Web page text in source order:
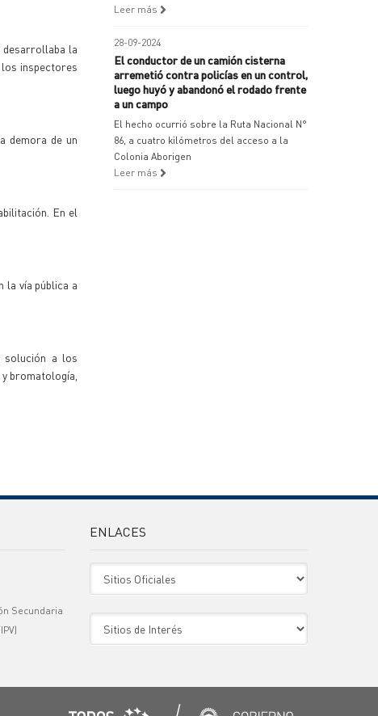
desarrollaba la
inspectores
demora de un
En el
la vía pública a
solución a los
bromatología,
Leer más
28-09-2024
El conductor de un camión cisterna
arremetió contra policías en un control,
luego huyó y abandonó el rodado frente
a un campo
El hecho ocurrió sobre la Ruta Nacional N°
86, a cuatro kilómetros del acceso a la
Colonia Aborigen
Leer más
Secundaria
ENLACES